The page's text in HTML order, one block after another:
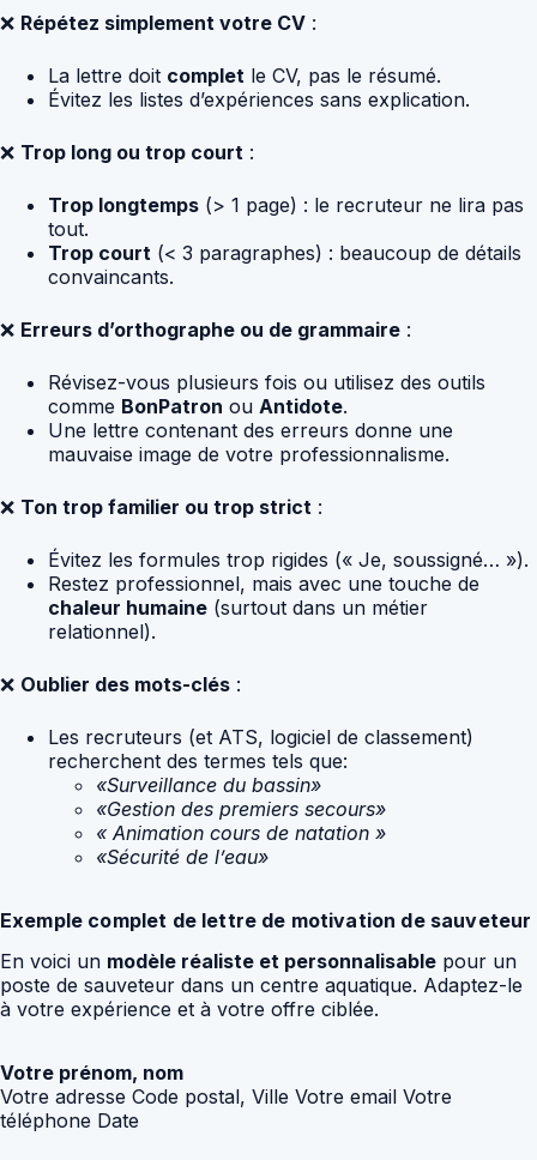
❌ Répétez simplement votre CV :
La lettre doit complet le CV, pas le résumé.
Évitez les listes d’expériences sans explication.
❌ Trop long ou trop court :
Trop longtemps (> 1 page) : le recruteur ne lira pas
tout.
Trop court (< 3 paragraphes) : beaucoup de détails
convaincants.
❌ Erreurs d’orthographe ou de grammaire :
Révisez-vous plusieurs fois ou utilisez des outils
comme BonPatron ou Antidote.
Une lettre contenant des erreurs donne une
mauvaise image de votre professionnalisme.
❌ Ton trop familier ou trop strict :
Évitez les formules trop rigides (« Je, soussigné… »).
Restez professionnel, mais avec une touche de
chaleur humaine (surtout dans un métier
relationnel).
❌ Oublier des mots-clés :
Les recruteurs (et ATS, logiciel de classement)
recherchent des termes tels que:
«Surveillance du bassin»
«Gestion des premiers secours»
« Animation cours de natation »
«Sécurité de l’eau»
Exemple complet de lettre de motivation de sauveteur
En voici un modèle réaliste et personnalisable pour un
poste de sauveteur dans un centre aquatique. Adaptez-le
à votre expérience et à votre offre ciblée.
Votre prénom, nom
Votre adresse Code postal, Ville Votre email Votre
téléphone Date